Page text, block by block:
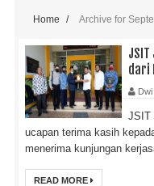
Home / Archive for
dari
JSIT
ucapan terima kasih
menerima kunjungan
READ MORE